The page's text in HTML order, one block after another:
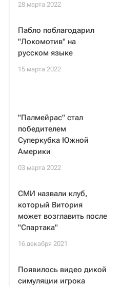
28 марта 2022
Пабло поблагодарил
"Локомотив" на
русском языке
15 марта 2022
"Палмейрас" стал
победителем
Суперкубка Южной
Америки
03 марта 2022
СМИ назвали клуб,
который Витория
может возглавить после
"Спартака"
16 декабря 2021
Появилось видео дикой
симуляции игрока